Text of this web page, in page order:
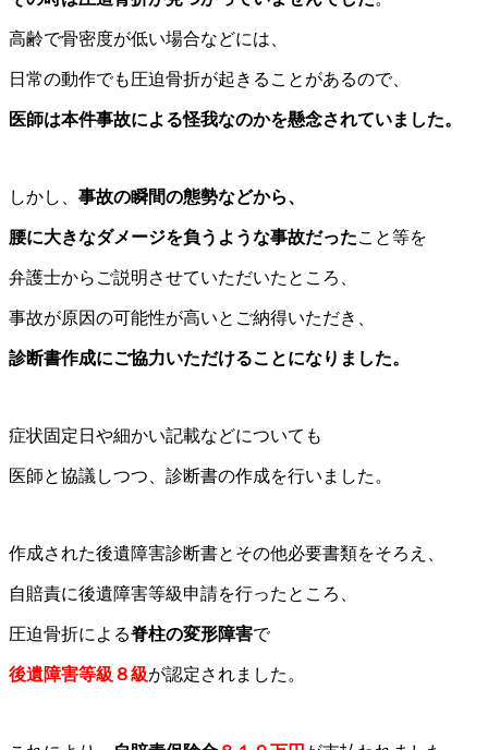
高齢で骨密度が低い場合などには、
日常の動作でも圧迫骨折が起きることがあるので、
医師は本件事故による怪我なのかを懸念されていました。
しかし、 事故の瞬間の態勢などから、
腰に大きなダメージを負うような事故だったこと等を
弁護士からご説明させていただいたところ、
事故が原因の可能性が高いとご納得いただき、
診断書作成にご協力いただけることになりました。
症状固定日や細かい記載などについても
医師と協議しつつ、診断書の作成を行いました。
作成された後遺障害診断書とその他必要書類をそろえ、
自賠責に後遺障害等級申請を行ったところ、
圧迫骨折による脊柱の変形障害で
後遺障害等級８級が認定されました。